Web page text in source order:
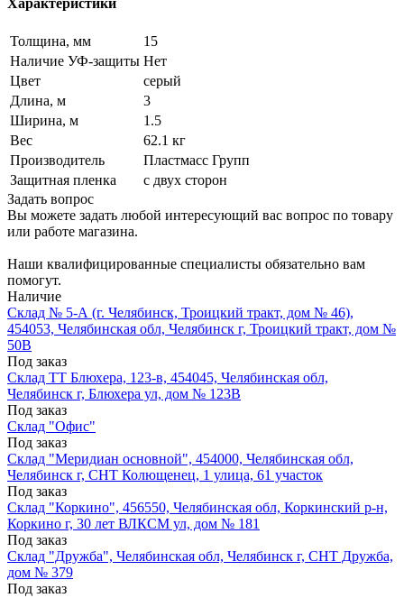
Характеристики
Толщина, мм
15
Наличие УФ-защиты Нет
Цвет
серый
Длина, м
3
Ширина, м
1.5
Вес
62.1 кг
Производитель
Пластмасс Групп
Защитная пленка
с двух сторон
Задать вопрос
Вы можете задать любой интересующий вас вопрос по товару
или работе магазина.
Наши квалифицированные специалисты обязательно вам
помогут.
Наличие
Склад № 5-А (г. Челябинск, Троицкий тракт, дом № 46),
454053, Челябинская обл, Челябинск г, Троицкий тракт, дом №
50В
Под заказ
Склад ТТ Блюхера, 123-в, 454045, Челябинская обл,
Челябинск г, Блюхера ул, дом № 123В
Под заказ
Склад "Офис"
Под заказ
Склад "Меридиан основной", 454000, Челябинская обл,
Челябинск г, СНТ Колющенец, 1 улица, 61 участок
Под заказ
Склад "Коркино", 456550, Челябинская обл, Коркинский р-н,
Коркино г, 30 лет ВЛКСМ ул, дом № 181
Под заказ
Склад "Дружба", Челябинская обл, Челябинск г, СНТ Дружба,
дом № 379
Под заказ